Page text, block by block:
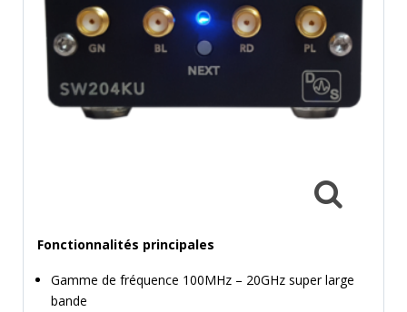
MESURE
TEMPS
ET
FRÉQUENCES
FORMAT
Fonctionnalités principales
Gamme de fréquence 100MHz – 20GHz super large
bande